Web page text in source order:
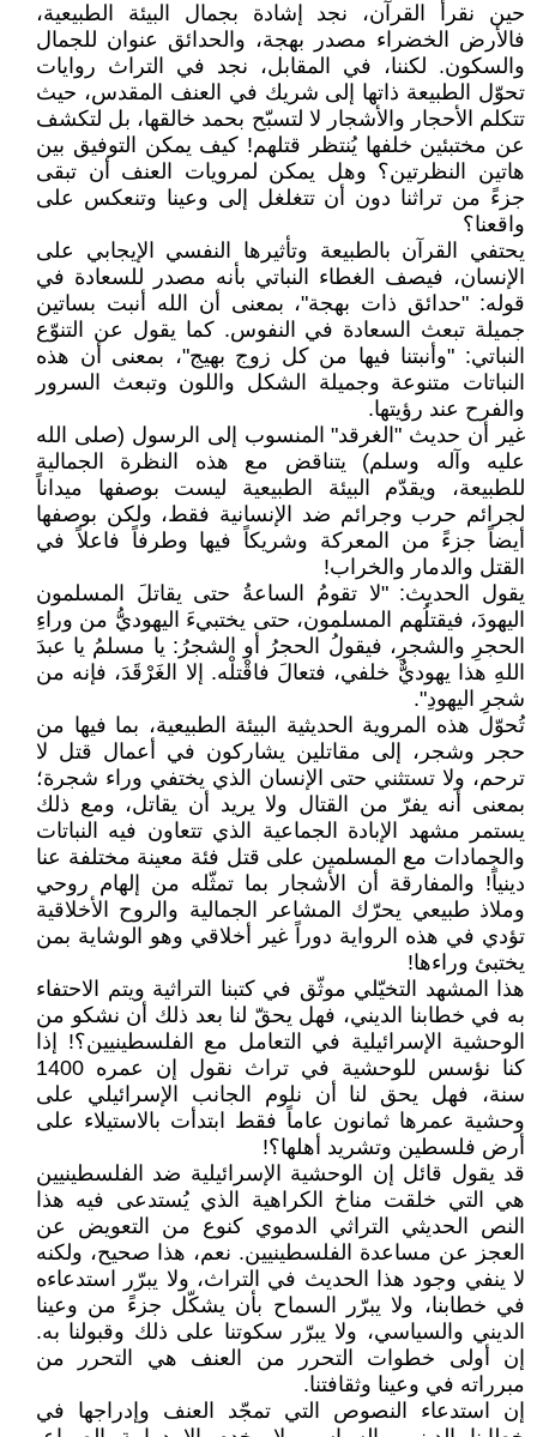
حين نقرأ القرآن، نجد إشادة بجمال البيئة الطبيعية،
فالأرض الخضراء مصدر بهجة، والحدائق عنوان للجمال
والسكون. لكننا، في المقابل، نجد في التراث روايات
تحوّل الطبيعة ذاتها إلى شريك في العنف المقدس، حيث
تتكلم الأحجار والأشجار لا لتسبّح بحمد خالقها، بل لتكشف
عن مختبئين خلفها يُنتظر قتلهم! كيف يمكن التوفيق بين
هاتين النظرتين؟ وهل يمكن لمرويات العنف أن تبقى
جزءً من تراثنا دون أن تتغلغل إلى وعينا وتنعكس على
واقعنا؟
يحتفي القرآن بالطبيعة وتأثيرها النفسي الإيجابي على
الإنسان، فيصف الغطاء النباتي بأنه مصدر للسعادة في
قوله: "حدائق ذات بهجة"، بمعنى أن الله أنبت بساتين
جميلة تبعث السعادة في النفوس. كما يقول عن التنوّع
النباتي: "وأنبتنا فيها من كل زوج بهيج"، بمعنى أن هذه
النباتات متنوعة وجميلة الشكل واللون وتبعث السرور
والفرح عند رؤيتها.
غير أن حديث "الغرقد" المنسوب إلى الرسول (صلى الله
عليه وآله وسلم) يتناقض مع هذه النظرة الجمالية
للطبيعة، ويقدّم البيئة الطبيعية ليست بوصفها ميداناً
لجرائم حرب وجرائم ضد الإنسانية فقط، ولكن بوصفها
أيضاً جزءً من المعركة وشريكاً فيها وطرفاً فاعلاً في
القتل والدمار والخراب!
يقول الحديث: "لا تقومُ الساعةُ حتى يقاتلَ المسلمون
اليهودَ، فيقتلُهم المسلمون، حتى يختبيءَ اليهوديُّ من وراءِ
الحجرِ والشجرِ، فيقولُ الحجرُ أو الشجرُ: يا مسلمُ يا عبدَ
اللهِ هذا يهوديٌّ خلفي، فتعالَ فاقْتلْه. إلا الغَرْقَدَ، فإنه من
شجرِ اليهودِ".
تُحوّل هذه المروية الحديثية البيئة الطبيعية، بما فيها من
حجر وشجر، إلى مقاتلين يشاركون في أعمال قتل لا
ترحم، ولا تستثني حتى الإنسان الذي يختفي وراء شجرة؛
بمعنى أنه يفرّ من القتال ولا يريد أن يقاتل، ومع ذلك
يستمر مشهد الإبادة الجماعية الذي تتعاون فيه النباتات
والجمادات مع المسلمين على قتل فئة معينة مختلفة عنا
دينياً! والمفارقة أن الأشجار بما تمثّله من إلهام روحي
وملاذ طبيعي يحرّك المشاعر الجمالية والروح الأخلاقية
تؤدي في هذه الرواية دوراً غير أخلاقي وهو الوشاية بمن
يختبئ وراءها!
هذا المشهد التخيّلي موثّق في كتبنا التراثية ويتم الاحتفاء
به في خطابنا الديني، فهل يحقّ لنا بعد ذلك أن نشكو من
الوحشية الإسرائيلية في التعامل مع الفلسطينيين؟! إذا
كنا نؤسس للوحشية في تراث نقول إن عمره 1400
سنة، فهل يحق لنا أن نلوم الجانب الإسرائيلي على
وحشية عمرها ثمانون عاماً فقط ابتدأت بالاستيلاء على
أرض فلسطين وتشريد أهلها؟!
قد يقول قائل إن الوحشية الإسرائيلية ضد الفلسطينيين
هي التي خلقت مناخ الكراهية الذي يُستدعى فيه هذا
النص الحديثي التراثي الدموي كنوع من التعويض عن
العجز عن مساعدة الفلسطينيين. نعم، هذا صحيح، ولكنه
لا ينفي وجود هذا الحديث في التراث، ولا يبرّر استدعاءه
في خطابنا، ولا يبرّر السماح بأن يشكّل جزءً من وعينا
الديني والسياسي، ولا يبرّر سكوتنا على ذلك وقبولنا به.
إن أولى خطوات التحرر من العنف هي التحرر من
مبرراته في وعينا وثقافتنا.
إن استدعاء النصوص التي تمجّد العنف وإدراجها في